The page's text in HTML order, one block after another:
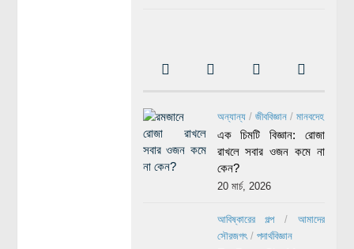
অন্যান্য/ জীববিজ্ঞান/ মানবদেহ
এক চিমটি বিজ্ঞান: রোজা
রাখলে সবার ওজন কমে না
কেন?
20 মার্চ, 2026
আবিষ্কারের গল্প/ আমাদের
সৌরজগৎ/ পদার্থবিজ্ঞান